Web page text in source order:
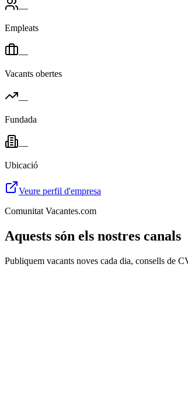
—
Empleats
—
Vacants obertes
—
Fundada
—
Ubicació
Veure perfil d'empresa
Comunitat Vacantes.com
Aquests són els nostres canals
Publiquem vacants noves cada dia, consells de